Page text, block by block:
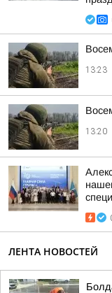
13:23
13:20
ЛЕНТА НОВОСТЕЙ